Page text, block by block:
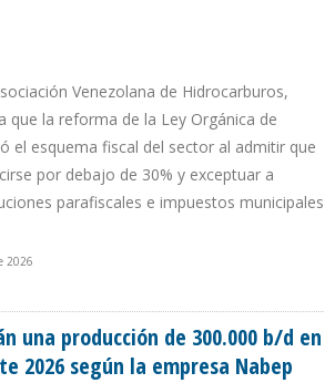
Venezolana de Hidrocarburos,
que la reforma de la Ley Orgánica de
el esquema fiscal del sector al admitir que
por debajo de 30% y exceptuar a
parafiscales e impuestos municipales
2026
una producción de 300.000 b/d en
2026 según la empresa Nabep